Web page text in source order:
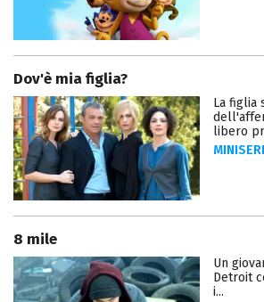
Dov'è mia figlia?
La figlia
libero
8 mile
Un
Detroit
i...